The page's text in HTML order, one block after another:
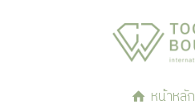
หน้าหลัก